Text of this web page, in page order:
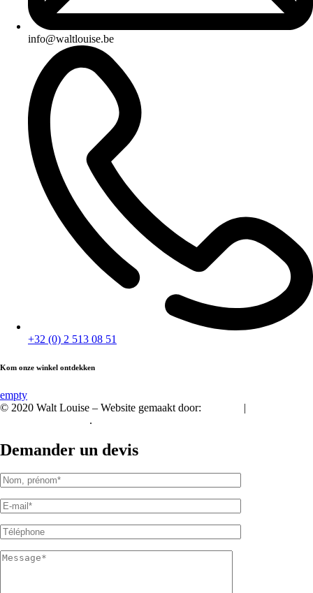
info@waltlouise.be
+32 (0) 2 513 08 51
Kom onze winkel ontdekken
empty
© 2020 Walt Louise – Website gemaakt door:
|
.
Demander un devis